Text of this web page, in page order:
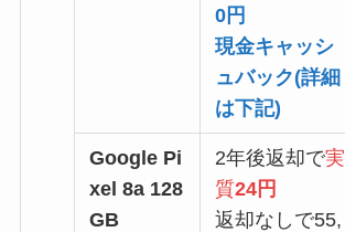
0円
現金キャッシ
ュバック(詳細
は下記)
Google Pi
xel 8a 128
GB
2年後返却で実
質24円
返却なしで55,